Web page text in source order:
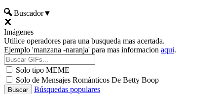
Buscador▼
Imágenes
Utilice operadores para una busqueda mas acertada.
Ejemplo 'manzana -naranja' para mas informacion aqui.
Solo tipo MEME
Solo de Mensajes Románticos De Betty Boop
Búsquedas populares